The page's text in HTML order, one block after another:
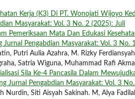
Kerja (K3) Di PT. Wonojati Wijoyo
Masyarakat: Vol. 3 No. 2 (2025): Juli
Pemeriksaan Mata Dan Edukasi
Jurnal Pengabdian Masyarakat: Vol. 3 No.
Putri Aulia Azahra, M. Rizky
Satria Wiguna, Muhammad Rafi
Sila Ke-4 Pancasila Dalam
Jurnal Pengabdian Masyarakat: Vol. 3
Nurdin, Siti Aisyah Sakinah. M, Alya